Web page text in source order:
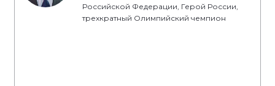
Российской Федерации, Герой России,
трехкратный Олимпийский чемпион